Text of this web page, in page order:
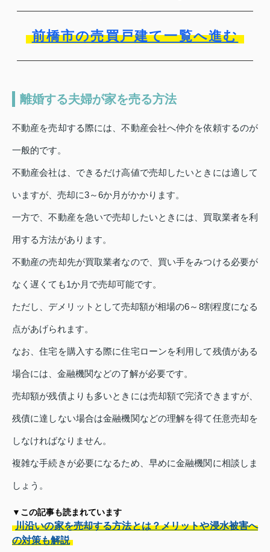
前橋市の売買戸建て一覧へ進む
離婚する夫婦が家を売る方法
不動産を売却する際には、不動産会社へ仲介を依頼するのが
一般的です。
不動産会社は、できるだけ高値で売却したいときには適して
いますが、売却に3～6か月がかかります。
一方で、不動産を急いで売却したいときには、買取業者を利
用する方法があります。
不動産の売却先が買取業者なので、買い手をみつける必要が
なく遅くても1か月で売却可能です。
ただし、デメリットとして売却額が相場の6～8割程度になる
点があげられます。
なお、住宅を購入する際に住宅ローンを利用して残債がある
場合には、金融機関などの了解が必要です。
売却額が残債よりも多いときには売却額で完済できますが、
残債に達しない場合は金融機関などの理解を得て任意売却を
しなければなりません。
複雑な手続きが必要になるため、早めに金融機関に相談しま
しょう。
▼この記事も読まれています
川沿いの家を売却する方法とは？メリットや浸水被害へ
の対策も解説